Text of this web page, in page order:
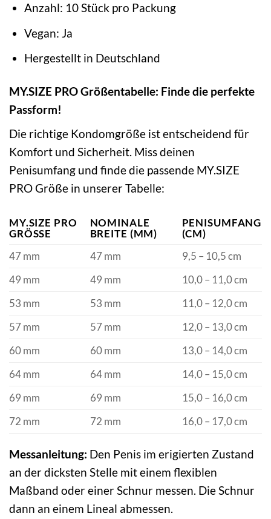
Anzahl: 10 Stück pro Packung
Vegan: Ja
Hergestellt in Deutschland
MY.SIZE PRO Größentabelle: Finde die perfekte
Passform!
Die richtige Kondomgröße ist entscheidend für
Komfort und Sicherheit. Miss deinen
Penisumfang und finde die passende MY.SIZE
PRO Größe in unserer Tabelle:
MY.SIZE PRO
GRÖSSE
NOMINALE
BREITE (MM)
PENISUMFANG
(CM)
47 mm
47 mm
9,5 – 10,5 cm
49 mm
49 mm
10,0 – 11,0 cm
53 mm
53 mm
11,0 – 12,0 cm
57 mm
57 mm
12,0 – 13,0 cm
60 mm
60 mm
13,0 – 14,0 cm
64 mm
64 mm
14,0 – 15,0 cm
69 mm
69 mm
15,0 – 16,0 cm
72 mm
72 mm 16,0 – 17,0 cm
Messanleitung: Den Penis im erigierten Zustand
an der dicksten Stelle mit einem flexiblen
Maßband oder einer Schnur messen. Die Schnur
dann an einem Lineal abmessen.